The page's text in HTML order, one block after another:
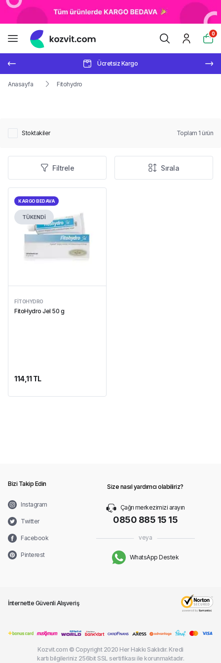
0
Ücretsiz Kargo
Anasayfa Fitohydro
Stoktakiler Toplam 1 ürün
Filtrele Sırala
KARGO BEDAVA
TÜKENDİ
FITOHYDRO
FitoHydro Jel 50 g
114,11 TL
Bizi Takip Edin
Instagram
Twitter
Facebook
Pinterest
Size nasıl yardımcı olabiliriz?
Çağrı merkezimizi arayın
0850 885 15 15
veya
WhatsApp Destek
İnternette Güvenli Alışveriş
Kozvit.com © Copyright 2020 Her Hakkı Saklıdır. Kredi
kartı bilgileriniz 256bit SSL sertifikası ile korunmaktadır.